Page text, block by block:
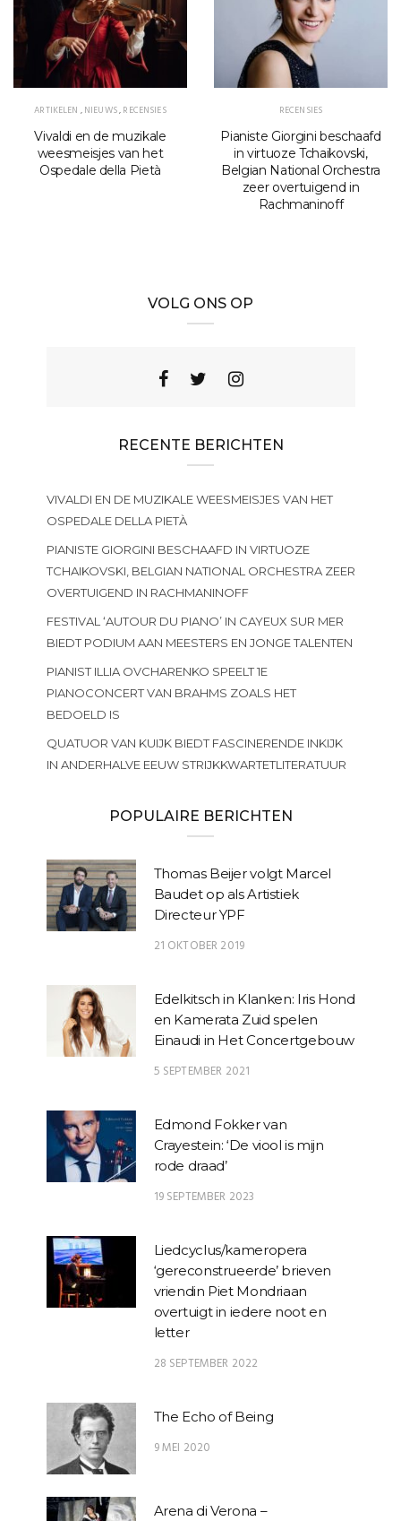
ARTIKELEN ,NIEUWS,RECENSIES
Vivaldi en de muzikale
weesmeisjes van het
Ospedale della Pietà
RECENSIES
Pianiste Giorgini beschaafd
in virtuoze Tchaikovski,
Belgian National Orchestra
zeer overtuigend in
Rachmaninoff
VOLG ONS OP
RECENTE BERICHTEN
VIVALDI EN DE MUZIKALE WEESMEISJES VAN HET
OSPEDALE DELLA PIETÀ
PIANISTE GIORGINI BESCHAAFD IN VIRTUOZE
TCHAIKOVSKI, BELGIAN NATIONAL ORCHESTRA ZEER
OVERTUIGEND IN RACHMANINOFF
FESTIVAL ‘AUTOUR DU PIANO’ IN CAYEUX SUR MER
BIEDT PODIUM AAN MEESTERS EN JONGE TALENTEN
PIANIST ILLIA OVCHARENKO SPEELT 1E
PIANOCONCERT VAN BRAHMS ZOALS HET
BEDOELD IS
QUATUOR VAN KUIJK BIEDT FASCINERENDE INKIJK
IN ANDERHALVE EEUW STRIJKKWARTETLITERATUUR
POPULAIRE BERICHTEN
Thomas Beijer volgt Marcel
Baudet op als Artistiek
Directeur YPF
21 OKTOBER 2019
Edelkitsch in Klanken: Iris Hond
en Kamerata Zuid spelen
Einaudi in Het Concertgebouw
5 SEPTEMBER 2021
Edmond Fokker van
Crayestein: ‘De viool is mijn
rode draad’
19 SEPTEMBER 2023
Liedcyclus/kameropera
‘gereconstrueerde’ brieven
vriendin Piet Mondriaan
overtuigt in iedere noot en
letter
28 SEPTEMBER 2022
The Echo of Being
9 MEI 2020
Arena di Verona –